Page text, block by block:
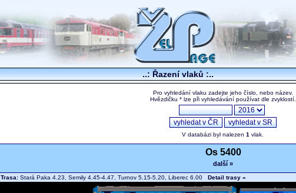
..: Řazení vlaků :..
Pro vyhledání vlaku zadejte jeho číslo, nebo název.
Hvězdičku * lze při vyhledávání používat dle zvyklostí.
V databázi byl nalezen 1 vlak.
Os 5400
další »
Trasa: Stará Paka 4.23, Semily 4.45-4.47, Turnov 5.15-5.20, Liberec 6.00 Detail trasy »